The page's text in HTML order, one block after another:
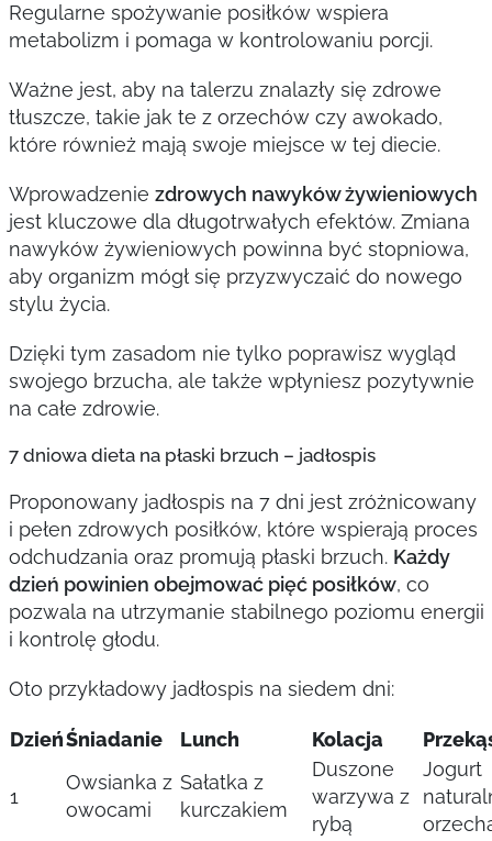
Regularne spożywanie posiłków wspiera
metabolizm i pomaga w kontrolowaniu porcji.
Ważne jest, aby na talerzu znalazły się zdrowe
tłuszcze, takie jak te z orzechów czy awokado,
które również mają swoje miejsce w tej diecie.
Wprowadzenie zdrowych nawyków żywieniowych
jest kluczowe dla długotrwałych efektów. Zmiana
nawyków żywieniowych powinna być stopniowa,
aby organizm mógł się przyzwyczaić do nowego
stylu życia.
Dzięki tym zasadom nie tylko poprawisz wygląd
swojego brzucha, ale także wpłyniesz pozytywnie
na całe zdrowie.
7 dniowa dieta na płaski brzuch – jadłospis
Proponowany jadłospis na 7 dni jest zróżnicowany
i pełen zdrowych posiłków, które wspierają proces
odchudzania oraz promują płaski brzuch. Każdy
dzień powinien obejmować pięć posiłków, co
pozwala na utrzymanie stabilnego poziomu energii
i kontrolę głodu.
Oto przykładowy jadłospis na siedem dni:
DzieńŚniadanie Lunch Kolacja
1
Owsianka z
owocami
Sałatka z
kurczakiem
Duszone
warzywa z
rybą
Jogurt